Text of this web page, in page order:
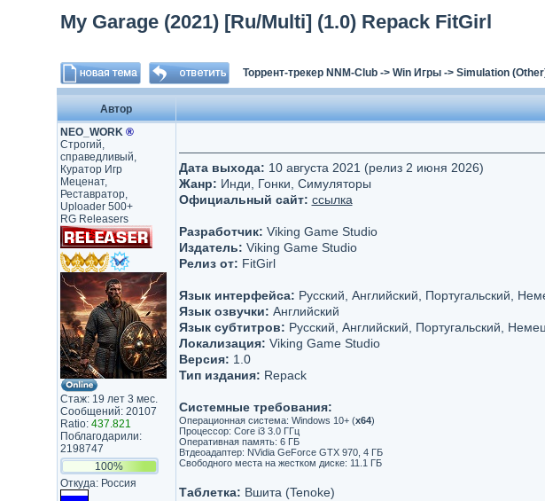
My Garage (2021) [Ru/Multi] (1.0) Repack FitGirl
Торрент-трекер NNM-Club-> Win Игры-> Simulation
Автор
NEO_WORK ®
Строгий,
справедливый,
Куратор Игр
Меценат,
Реставратор,
Uploader 500+
RG Releasers
Стаж: 19 лет 3 мес.
Сообщений: 20107
Ratio: 437.821
Поблагодарили:
2198747
100%
Откуда: Россия
Дата выхода: 10 августа 2021 (релиз 2 июня 2026)
Жанр: Инди, Гонки, Симуляторы
Официальный сайт: ссылка
Разработчик: Viking Game Studio
Издатель: Viking Game Studio
Релиз от: FitGirl
Язык интерфейса: Русский, Английский, Португальский,
Язык озвучки: Английский
Язык субтитров: Русский, Английский, Португальский,
Локализация: Viking Game Studio
Версия: 1.0
Тип издания: Repack
Системные требования:
Операционная система: Windows 10+ (x64)
Процессор: Core i3 3.0 ГГц
Оперативная память: 6 ГБ
Втдеоадаптер: NVidia GeForce GTX 970, 4 ГБ
Свободного места на жестком диске: 11.1 ГБ
Таблетка: Вшита (Tenoke)